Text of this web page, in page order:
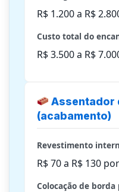
R$ 1.200 a R$
Custo total do
R$ 3.500 a R$
Assentador
(acabamento)
Revestimento
R$ 70 a R$ 130
Colocação de